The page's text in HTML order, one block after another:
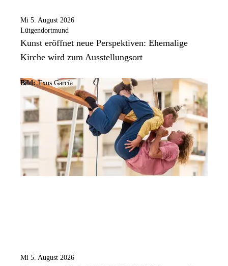
Mi 5. August 2026
Lütgendortmund
Kunst eröffnet neue Perspektiven: Ehemalige
Kirche wird zum Ausstellungsort
Bild: Txus García
Mi 5. August 2026